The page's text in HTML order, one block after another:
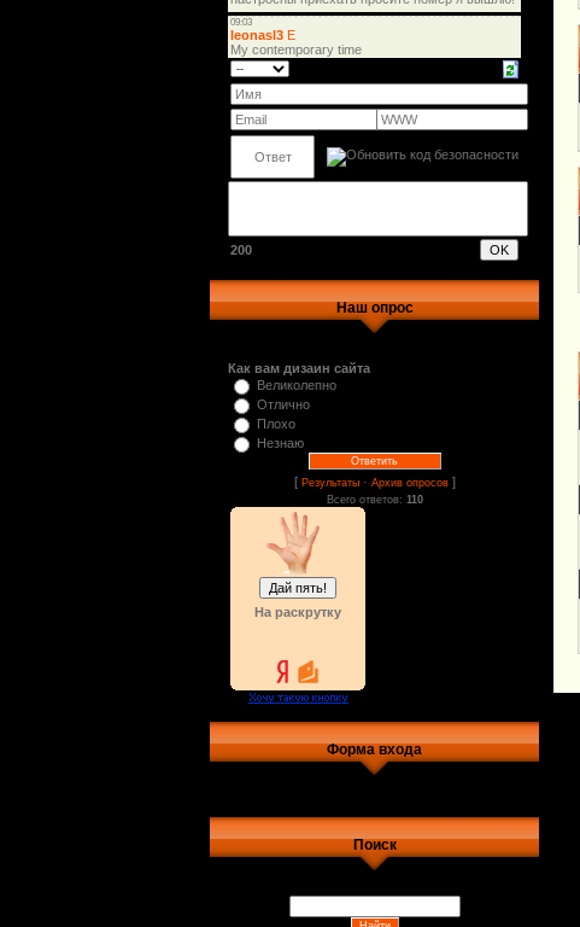
200
Наш опрос
Как вам дизаин сайта
Великолепно
Отлично
Плохо
Незнаю
[ Результаты· Архив опросов]
Всего ответов: 110
На раскрутку
Форма входа
Поиск